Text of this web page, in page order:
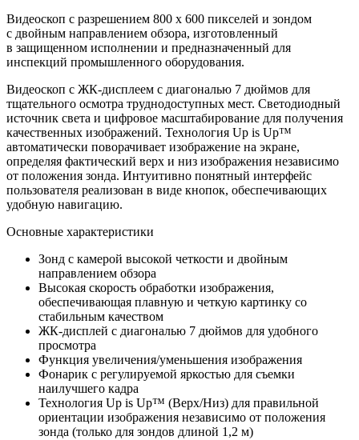
Видеоскоп с разрешением 800 x 600 пикселей и зондом
с двойным направлением обзора, изготовленный
в защищенном исполнении и предназначенный для
инспекций промышленного оборудования.
Видеоскоп с ЖК-дисплеем с диагональю 7 дюймов для
тщательного осмотра труднодоступных мест. Светодиодный
источник света и цифровое масштабирование для получения
качественных изображений. Технология Up is Up™
автоматически поворачивает изображение на экране,
определяя фактический верх и низ изображения независимо
от положения зонда. Интуитивно понятный интерфейс
пользователя реализован в виде кнопок, обеспечивающих
удобную навигацию.
Основные характеристики
Зонд с камерой высокой четкости и двойным
направлением обзора
Высокая скорость обработки изображения,
обеспечивающая плавную и четкую картинку со
стабильным качеством
ЖК-дисплей с диагональю 7 дюймов для удобного
просмотра
Функция увеличения/уменьшения изображения
Фонарик с регулируемой яркостью для съемки
наилучшего кадра
Технология Up is Up™ (Верх/Низ) для правильной
ориентации изображения независимо от положения
зонда (только для зондов длиной 1,2 м)